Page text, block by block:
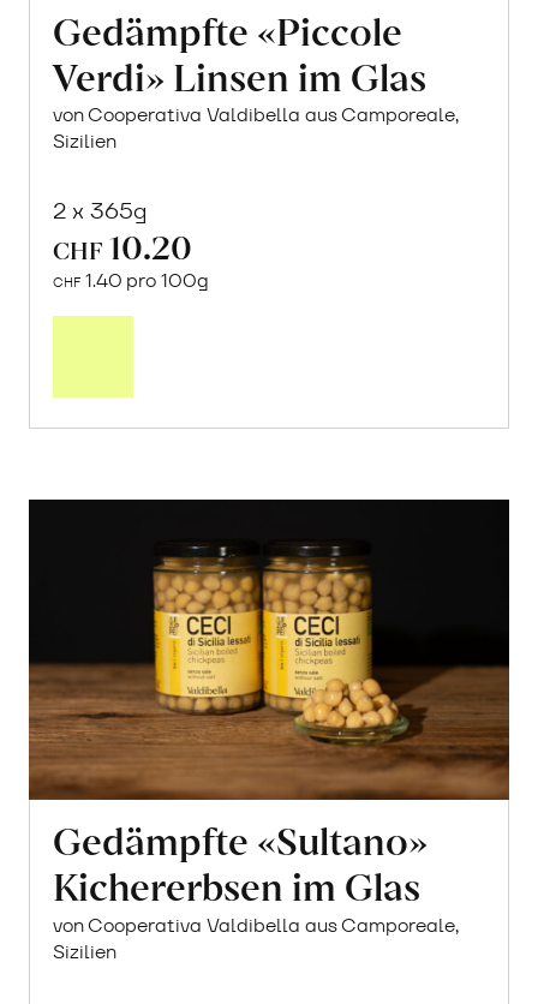
Gedämpfte «Piccole
Verdi» Linsen im Glas
von Cooperativa Valdibella aus Camporeale,
Sizilien
2 x 365g
CHF 10.20
CHF 1.40 pro 100g
Gedämpfte «Sultano»
Kichererbsen im Glas
von Cooperativa Valdibella aus Camporeale,
Sizilien